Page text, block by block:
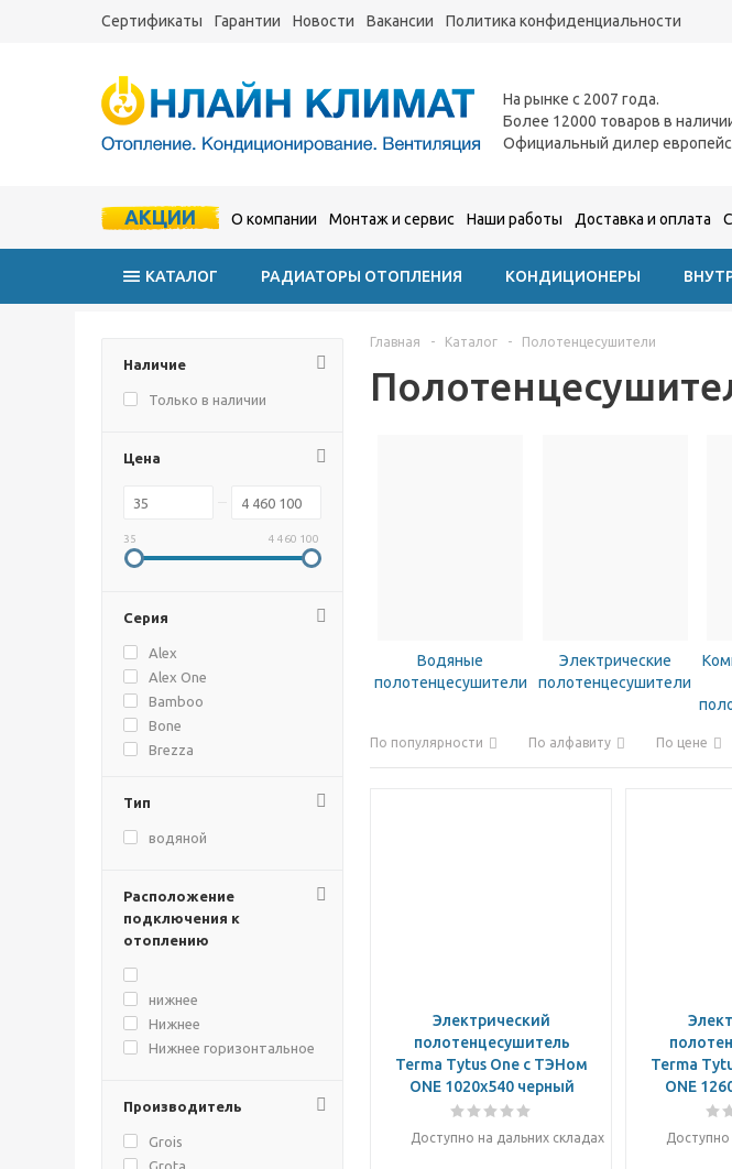
Сертификаты Гарантии Новости Вакансии Политика конфиденциальности
На рынке с 2007 года.
Более 12000 товаров в
Официальный дилер
АКЦИИ О компании Монтаж и сервис Наши работы Доставка и оплата
КАТАЛОГ РАДИАТОРЫ ОТОПЛЕНИЯ КОНДИЦИОНЕРЫ
Наличие
Только в наличии
Цена
35 4 460 100
Серия
Alex
Alex One
Bamboo
Bone
Brezza
CALMA
COMFORT
CORSA
Crystal
Curve
ECOFORTE
ECON
Fiona
FORTE
Grande
Тип
водяной
Расположение
подключения к
отоплению
нижнее
Нижнее
Нижнее горизонтальное
Производитель
Grois
Grota
Главная - Каталог - Полотенцесушители
Водяные
полотенцесушители
Электрические
полотенцесушители
По популярности По алфавиту По цене
Электрический
полотенцесушитель
Terma Tytus One с ТЭНом
ONE 1020x540 черный
Доступно на дальних складах
Terma
ONE
Доступно